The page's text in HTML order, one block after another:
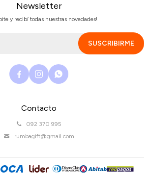
Contacto
092 370 995
rumbagift@gmail.com
Newsletter
y recibí todas nuestras novedades!
SUSCRIBIRME
  